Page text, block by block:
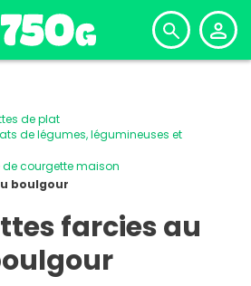
de plat
de légumes, légumineuses et
courgette maison
boulgour
farcies au